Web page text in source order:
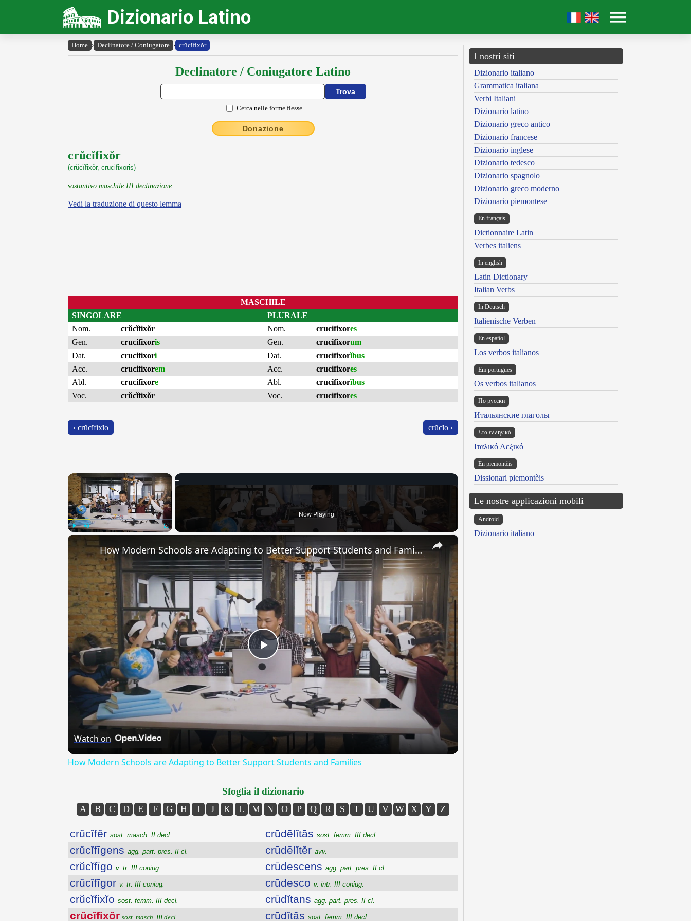
Dizionario Latino
Home › Declinatore / Coniugatore › crŭcĭfixŏr
Declinatore / Coniugatore Latino
Cerca nelle forme flesse
Donazione
crŭcĭfixŏr
(crŭcĭfixŏr, crucifixoris)
sostantivo maschile III declinazione
Vedi la traduzione di questo lemma
MASCHILE
SINGOLARE
Nom.
crŭcĭfixŏr
Gen.
crucifixoris
Dat.
crucifixori
Acc.
crucifixorem
Abl.
crucifixore
Voc.
crŭcĭfixŏr
PLURALE
Nom.
crucifixores
Gen.
crucifixorum
Dat.
crucifixorĭbus
Acc.
crucifixores
Abl.
crucifixorĭbus
Voc.
crucifixores
‹ crŭcĭfixĭo crŭcĭo ›
×
Now Playing
×
Play
Video
How Modern Schools are Adapting to Better Support Students and Families
Watch on
How Modern Schools are Adapting to Better Support Students and Families
Sfoglia il dizionario
A B C D E F G H I J K L M N O P Q R S T U V W X Y Z
crŭcĭfĕr sost. masch. II decl.
crŭcĭfīgens agg. part. pres. II cl.
crŭcĭfīgo v. tr. III coniug.
crŭcĭfīgor v. tr. III coniug.
crŭcĭfixĭo sost. femm. III decl.
crŭcĭfixŏr sost. masch. III decl.
crūdēlĭtās sost. femm. III decl.
crūdēlĭtĕr avv.
crūdescens agg. part. pres. II cl.
crūdesco v. intr. III coniug.
crūdĭtans agg. part. pres. II cl.
crūdĭtās sost. femm. III decl.
I nostri siti
Dizionario italiano
Grammatica italiana
Verbi Italiani
Dizionario latino
Dizionario greco antico
Dizionario francese
Dizionario inglese
Dizionario tedesco
Dizionario spagnolo
Dizionario greco moderno
Dizionario piemontese
En français
Dictionnaire Latin
Verbes italiens
In english
Latin Dictionary
Italian Verbs
In Deutsch
Italienische Verben
En español
Los verbos italianos
Em portugues
Os verbos italianos
По русски
Итальянские глаголы
Στα ελληνικά
Ιταλικό Λεξικό
Ën piemontèis
Dissionari piemontèis
Le nostre applicazioni mobili
Android
Dizionario italiano